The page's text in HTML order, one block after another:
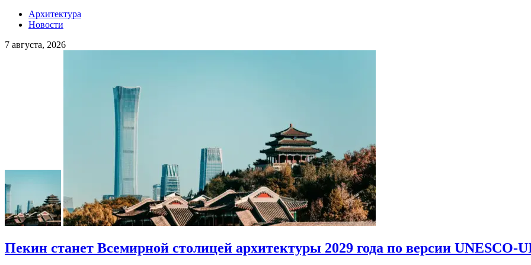
Архитектура
Новости
7 августа, 2026
Пекин станет Всемирной столицей архитектуры 2029 года по версии UNESCO-